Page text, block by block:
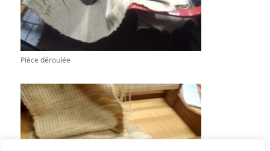
Pièce déroulée